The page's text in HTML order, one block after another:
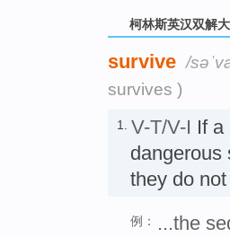
柯林斯英汉双解
survive /
survives )
1. V-T/V-I If
dangerous
they do
例：
...the